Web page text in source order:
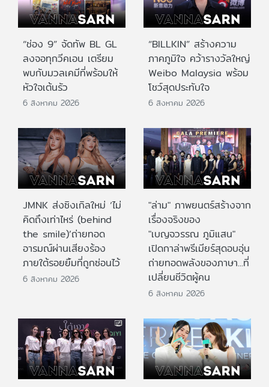
“ช่อง 9” จัดทัพ BL GL
ลงจอทุกวีคเอน เตรียม
พบกับมวลเคมีที่พร้อมให้
หัวใจเต้นรัว
6 สิงหาคม 2026
“BILLKIN” สร้างความ
ภาคภูมิใจ คว้ารางวัลใหญ่
Weibo Malaysia พร้อม
โชว์สุดประทับใจ
6 สิงหาคม 2026
JMNK ส่งซิงเกิลใหม่ ‘ไม่
คิดถึงเท่าไหร่ (behind
the smile)’ถ่ายทอด
อารมณ์ผ่านเสียงร้อง
ภายใต้รอยยิ้มที่ถูกซ่อนไว้
6 สิงหาคม 2026
"ล่าม" ภาพยนตร์สร้างจาก
เรื่องจริงของ
"เบญจวรรณ ภูมิแสน"
เปิดกาล่าพรีเมียร์สุดอบอุ่น
ถ่ายทอดพลังของภาษา...ที่
เปลี่ยนชีวิตผู้คน
6 สิงหาคม 2026